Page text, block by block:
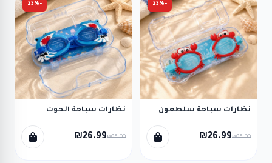
-23%
نظارات سباحة سلطعون
₪26.99₪35.00
-23%
نظارات سباحة الحوت
₪26.99₪35.00